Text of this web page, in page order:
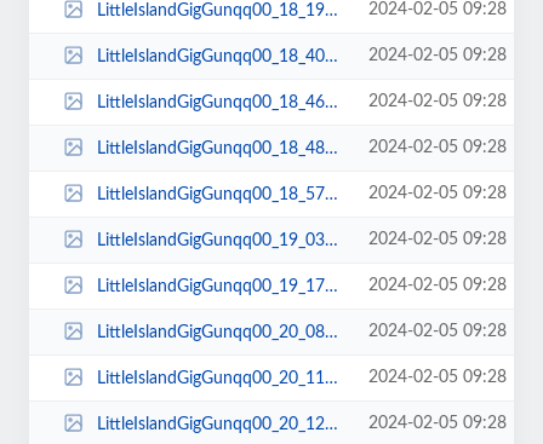
LittleIslandGigGunqq00_18_19qq00125.jpg 2024-02-05 09:28
LittleIslandGigGunqq00_18_40qq00126.jpg 2024-02-05 09:28
LittleIslandGigGunqq00_18_46qq00127.jpg 2024-02-05 09:28
LittleIslandGigGunqq00_18_48qq00128.jpg 2024-02-05 09:28
LittleIslandGigGunqq00_18_57qq00129.jpg 2024-02-05 09:28
LittleIslandGigGunqq00_19_03qq00130.jpg 2024-02-05 09:28
LittleIslandGigGunqq00_19_17qq00131.jpg 2024-02-05 09:28
LittleIslandGigGunqq00_20_08qq00132.jpg 2024-02-05 09:28
LittleIslandGigGunqq00_20_11qq00133.jpg 2024-02-05 09:28
LittleIslandGigGunqq00_20_12qq00134.jpg 2024-02-05 09:28